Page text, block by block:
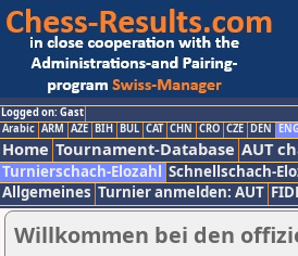
Logged on: Gast
Arabic ARM AZE BIH BUL CAT CHN CRO CZE DEN ENG
Home Tournament-Database AUT
Turnierschach-Elozahl Schnellschach-
Allgemeines Turnier anmelden: AUT
Willkommen bei den